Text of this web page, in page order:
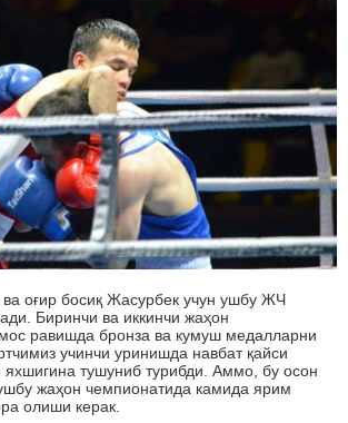
ва оғир босиқ Жасурбек учун ушбу ЖЧ
Биринчи ва иккинчи жаҳон
равишда бронза ва кумуш медалларни
учинчи уринишда навбат қайси
яхшигина тушуниб турибди. Аммо, бу осон
жаҳон чемпионатида камида ярим
олиши керак.